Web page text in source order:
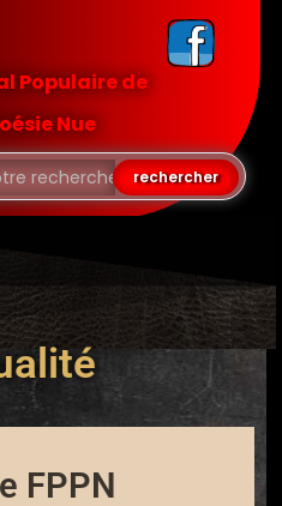
Populaire de
Nue
FPPN